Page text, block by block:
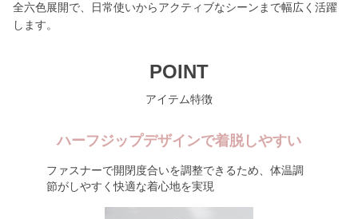
全六色展開で、日常使いからアクティブなシーンまで幅広く活躍
します。
POINT
アイテム特徴
ハーフジップデザインで着脱しやすい
ファスナーで開閉度合いを調整できるため、体温調
節がしやすく快適な着心地を実現